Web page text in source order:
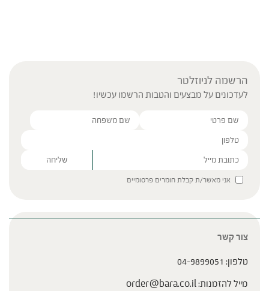
הרשמה לניוזלטר
לעדכונים על מבצעים והטבות הרשמו עכשיו!
Please leave this field empty.
אני מאשר/ת קבלת חומרים פרסומיים
צור קשר
טלפון: 04-9899051
מייל להזמנות:order@bara.co.il